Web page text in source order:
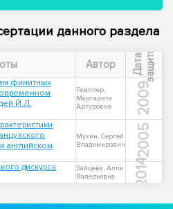
данного раздела
Автор Д
а
т
а
з
а
щ
и
т ы
финитных
Й.Л.
Гемплер,
Маргарита
Артуровна
2009
английском
Мухин, Сергей
Владимирович
2005
дискурса
Зайцева, Алла
Валерьевна
2014